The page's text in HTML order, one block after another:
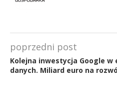
poprzedni post
Kolejna inwestycja Google
danych. Miliard euro na